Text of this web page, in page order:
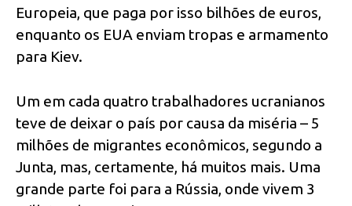
Europeia, que paga por isso bilhões de euros,
enquanto os EUA enviam tropas e armamento
para Kiev.
Um em cada quatro trabalhadores ucranianos
teve de deixar o país por causa da miséria – 5
milhões de migrantes econômicos, segundo a
Junta, mas, certamente, há muitos mais. Uma
grande parte foi para a Rússia, onde vivem 3